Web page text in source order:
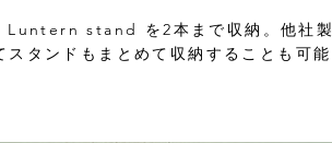
stand を2本まで収納。他社製
スタンドもまとめて収納することも可能